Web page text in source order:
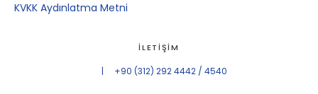
KVKK Aydınlatma Metni
İLETİŞİM
+90 (312) 292 4442 / 4540